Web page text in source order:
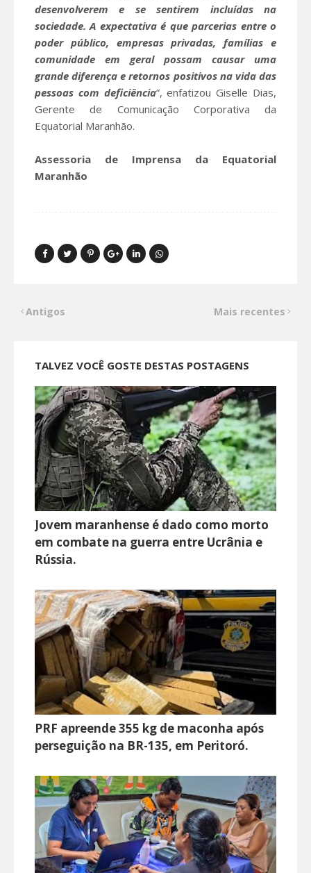
desenvolverem e se sentirem incluídas na
sociedade. A expectativa é que parcerias entre o
poder público, empresas privadas, famílias e
comunidade em geral possam causar uma
grande diferença e retornos positivos na vida das
pessoas com deficiência”, enfatizou Giselle Dias,
Gerente de Comunicação Corporativa da
Equatorial Maranhão.
Assessoria de Imprensa da Equatorial
Maranhão
Mais recentes
Antigos
TALVEZ VOCÊ GOSTE DESTAS POSTAGENS
Jovem maranhense é dado como morto
em combate na guerra entre Ucrânia e
Rússia.
PRF apreende 355 kg de maconha após
perseguição na BR-135, em Peritoró.